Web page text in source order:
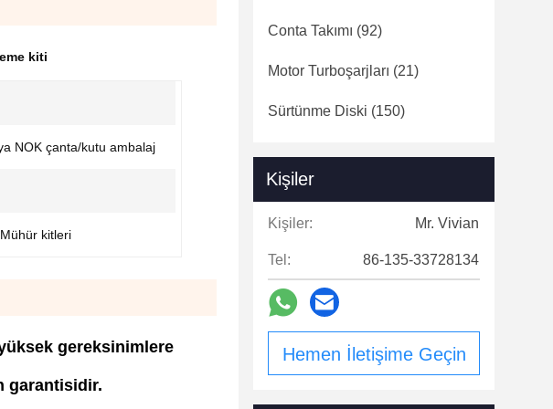
kiti
NOK çanta/kutu ambalaj
kitleri
gereksinimlere
garantisidir.
Conta Takımı (92)
Motor Turboşarjları (21)
Sürtünme Diski (150)
Kişiler
Kişiler: Mr. Vivian
Tel: 86-135-33728134
Hemen İletişime Geçin